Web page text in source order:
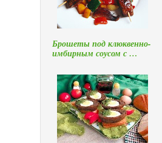
Брошеты под клюквенно-
имбирным соусом с …